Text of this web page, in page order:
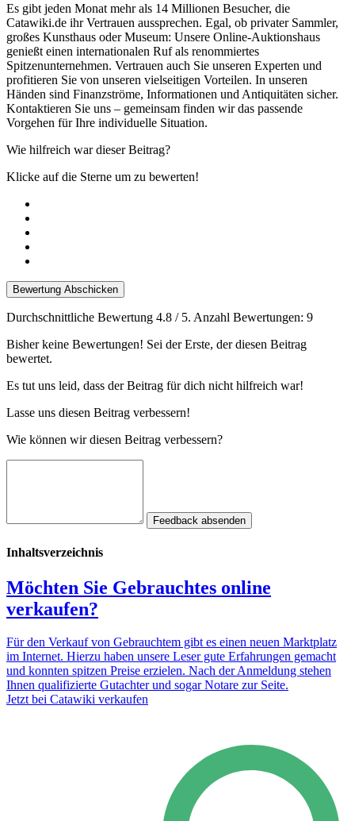
Es gibt jeden Monat mehr als 14 Millionen Besucher, die
Catawiki.de ihr Vertrauen aussprechen. Egal, ob privater Sammler,
großes Kunsthaus oder Museum: Unsere Online-Auktionshaus
genießt einen internationalen Ruf als renommiertes
Spitzenunternehmen. Vertrauen auch Sie unseren Experten und
profitieren Sie von unseren vielseitigen Vorteilen. In unseren
Händen sind Finanzströme, Informationen und Antiquitäten sicher.
Kontaktieren Sie uns – gemeinsam finden wir das passende
Vorgehen für Ihre individuelle Situation.
Wie hilfreich war dieser Beitrag?
Klicke auf die Sterne um zu bewerten!
Bewertung Abschicken
Durchschnittliche Bewertung 4.8 / 5. Anzahl Bewertungen: 9
Bisher keine Bewertungen! Sei der Erste, der diesen Beitrag
bewertet.
Es tut uns leid, dass der Beitrag für dich nicht hilfreich war!
Lasse uns diesen Beitrag verbessern!
Wie können wir diesen Beitrag verbessern?
Feedback absenden
Inhaltsverzeichnis
Möchten Sie Gebrauchtes online
verkaufen?
Für den Verkauf von Gebrauchtem gibt es einen neuen Marktplatz
im Internet. Hierzu haben unsere Leser gute Erfahrungen gemacht
und konnten spitzen Preise erzielen. Nach der Anmeldung stehen
Ihnen qualifizierte Gutachter und sogar Notare zur Seite.
Jetzt bei Catawiki verkaufen